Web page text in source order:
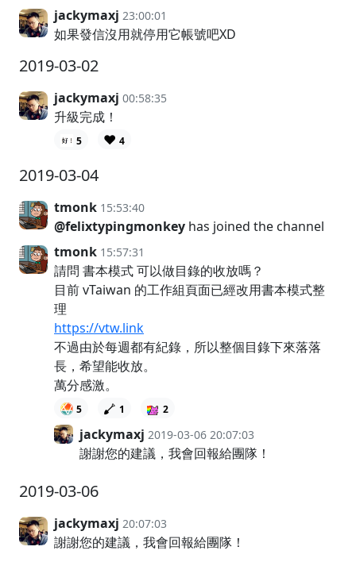
jackymaxj 23:00:01
如果發信沒用就停用它帳號吧XD
2019-03-02
jackymaxj 00:58:35
升級完成！
5 ❤️ 4
2019-03-04
tmonk 15:53:40
@felixtypingmonkey has joined the channel
tmonk 15:57:31
請問 書本模式 可以做目錄的收放嗎？
目前 vTaiwan 的工作組頁面已經改用書本模式整
理
https://vtw.link
不過由於每週都有紀錄，所以整個目錄下來落落
長，希望能收放。
萬分感激。
5 1 2
jackymaxj 2019-03-06 20:07:03
謝謝您的建議，我會回報給團隊！
2019-03-06
jackymaxj 20:07:03
謝謝您的建議，我會回報給團隊！